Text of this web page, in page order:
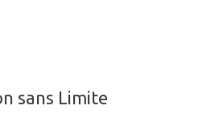
sans Limite